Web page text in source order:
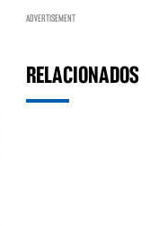
ADVERTISEMENT
RELACIONADOS